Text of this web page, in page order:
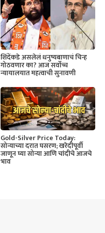
शिंदेंकडे असलेलं धनुष्यबाणाचं चिन्ह
गोठवणार का? आज सर्वोच्च
न्यायालयात महत्वाची सुनावणी
Gold-Silver Price Today:
सोन्याच्या दरात घसरण; खरेदीपूर्वी
जाणून घ्या सोन्या आणि चांदीचे आजचे
भाव